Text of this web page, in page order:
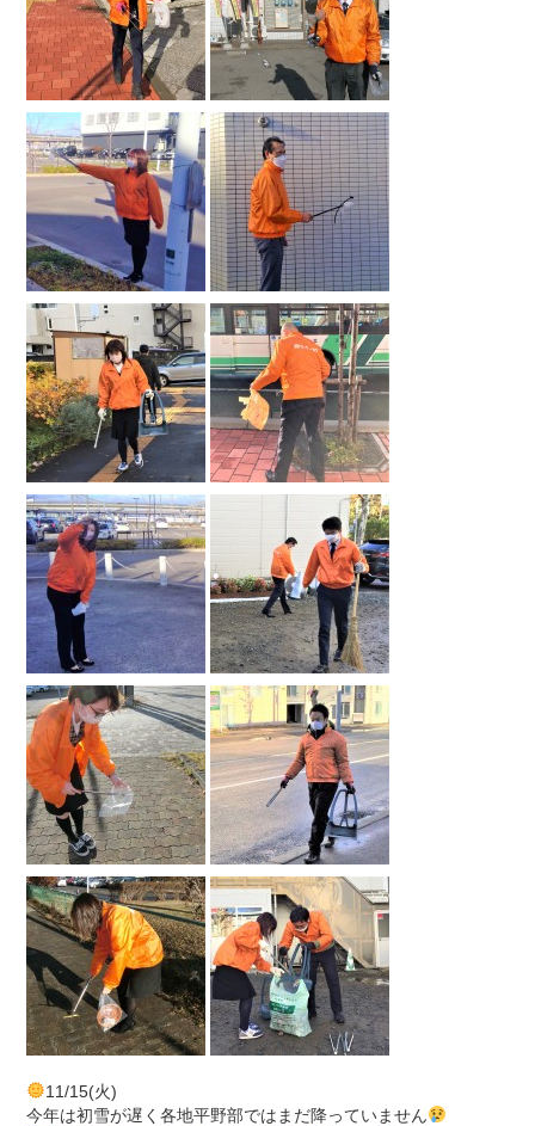
11/15(火)
今年は初雪が遅く各地平野部ではまだ降っていません